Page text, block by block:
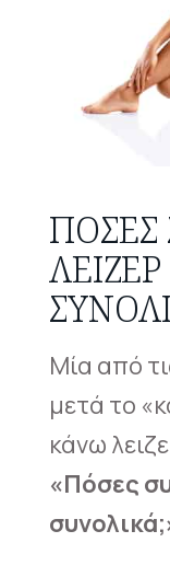
ΠΌΣΕΣ
Μία από
μετά το
κάνω
«Πόσες